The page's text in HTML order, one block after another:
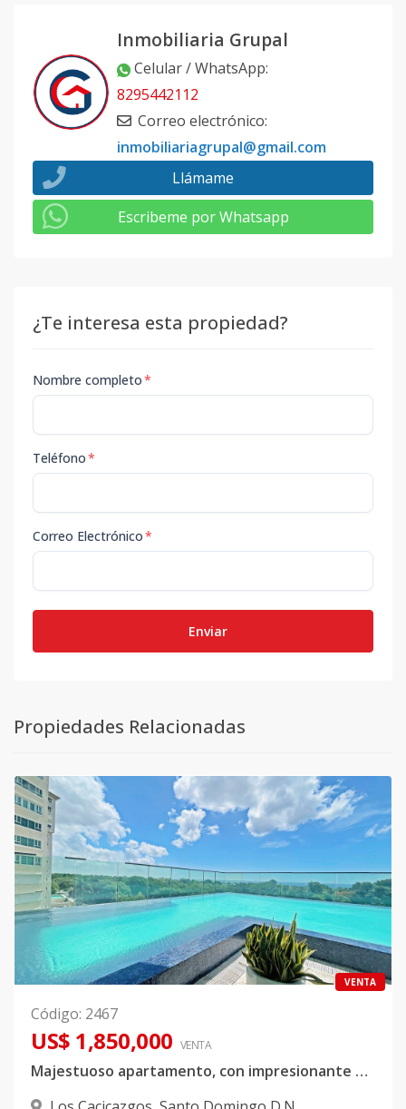
Inmobiliaria Grupal
Celular / WhatsApp:
8295442112
Correo electrónico:
inmobiliariagrupal@gmail.com
Llámame
Escribeme por Whatsapp
¿Te interesa esta propiedad?
Nombre completo*
Teléfono*
Correo Electrónico*
Enviar
Propiedades Relacionadas
VENTA
Código: 2467
US$ 1,850,000 VENTA
Majestuoso apartamento, con impresionante y lujosas amenidades